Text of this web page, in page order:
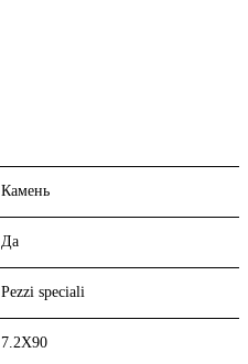
Камень
Да
Pezzi speciali
7.2X90